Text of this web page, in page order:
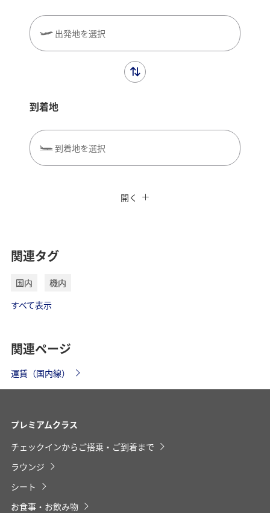
出発地を選択
到着地
到着地を選択
復路出発日および時間帯
日付を選択
時間帯指定なし
経由地および乗り継ぎ所要時間を追加する
往復で異なるクラスで検索開く
関連タグ
国内
機内
すべて表示
関連ページ
運賃（国内線）
プレミアムクラス
チェックインからご搭乗・ご到着まで
ラウンジ
シート
お食事・お飲み物